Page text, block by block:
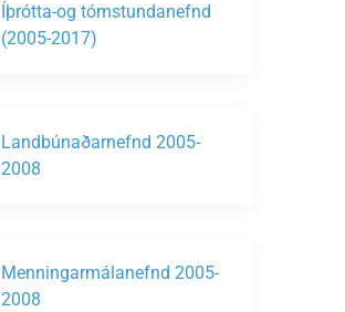
Íþrótta-og tómstundanefnd
(2005-2017)
Landbúnaðarnefnd 2005-
2008
Menningarmálanefnd 2005-
2008